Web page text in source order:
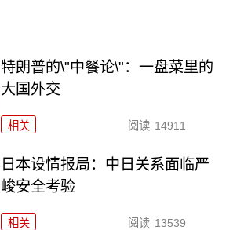
特朗普的\"中餐论\"：一盘菜里的
大国外交
相关 阅读 14911
日本设情报局：中日关系面临严
峻安全考验
相关 阅读 13539